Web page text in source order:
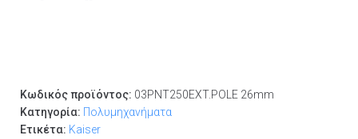
Κωδικός προϊόντος: 03PNT250EXT.POLE 26mm
Κατηγορία: Πολυμηχανήματα
Ετικέτα: Kaiser